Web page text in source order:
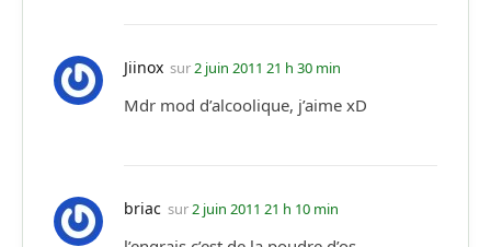
Jiinox sur2 juin 2011 21 h 30 min
Mdr mod d’alcoolique, j’aime xD
briac sur2 juin 2011 21 h 10 min